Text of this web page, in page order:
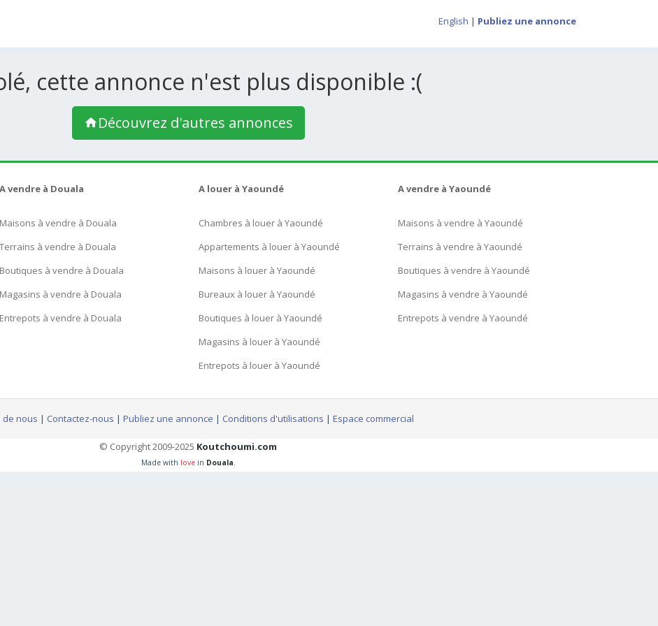
English | Publiez une annonce
cette annonce n'est plus disponible :(
Découvrez d'autres annonces
A vendre à Douala
Maisons à vendre à Douala
Terrains à vendre à Douala
Boutiques à vendre à Douala
Magasins à vendre à Douala
Entrepots à vendre à Douala
A louer à Yaoundé
Chambres à louer à Yaoundé
Appartements à louer à Yaoundé
Maisons à louer à Yaoundé
Bureaux à louer à Yaoundé
Boutiques à louer à Yaoundé
Magasins à louer à Yaoundé
Entrepots à louer à Yaoundé
A vendre à Yaoundé
Maisons à vendre à Yaoundé
Terrains à vendre à Yaoundé
Boutiques à vendre à Yaoundé
Magasins à vendre à Yaoundé
Entrepots à vendre à Yaoundé
de nous | Contactez-nous | Publiez une annonce | Conditions d'utilisations | Espace commercial
© Copyright 2009-2025 Koutchoumi.com
Made with lovein Douala.